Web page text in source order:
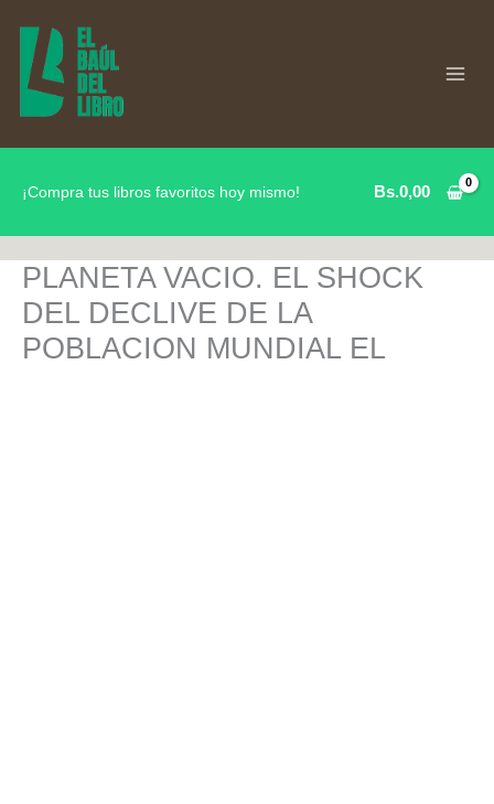
contenido
¡Compra tus libros favoritos hoy mismo! Bs.0,00
PLANETA VACIO. EL SHOCK
DEL DECLIVE DE LA
POBLACION MUNDIAL EL